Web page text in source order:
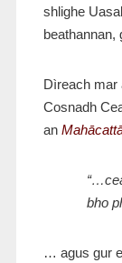
shlighe
beathannan,
Dìreach mar
Cosnadh
an
bho
… agus gur e